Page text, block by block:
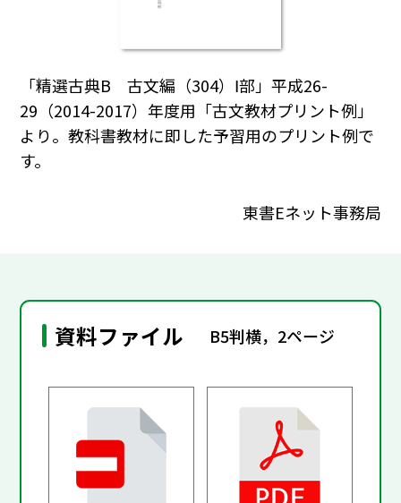
「精選古典B 古文編（304）Ⅰ部」平成26-
29（2014-2017）年度用「古文教材プリント例」
より。教科書教材に即した予習用のプリント例で
す。
東書Eネット事務局
資料ファイル B5判横，2ページ